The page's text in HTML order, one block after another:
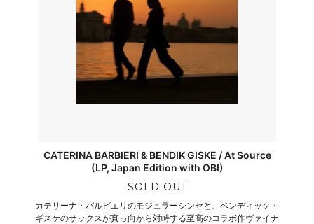
CATERINA BARBIERI & BENDIK GISKE / At Source
(LP, Japan Edition with OBI)
SOLD OUT
カテリーナ・バルビエリのモジュラーシンセと、ベンディック・
ギスケのサックスが真っ向から対峙する至高のコラボ作ヴァイナ